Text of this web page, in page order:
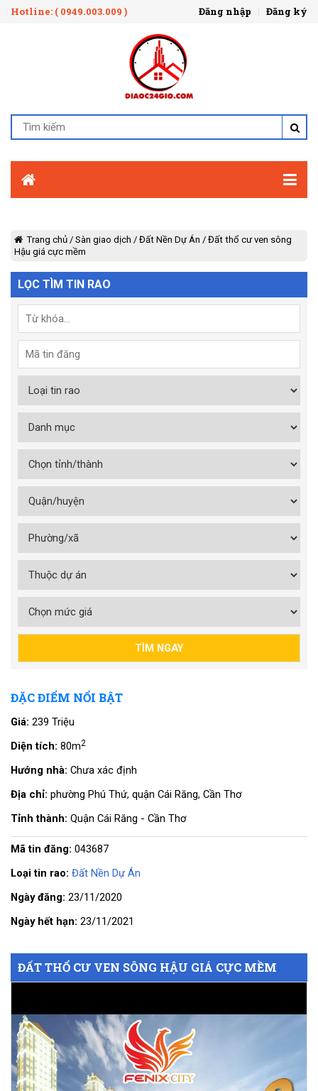
Hotline: ( 0949.003.009 ) Đăng nhập Đăng ký
Trang chủ / Sàn giao dịch / Đất Nền Dự Án / Đất thổ cư ven sông
Hậu giá cực mềm
LỌC TÌM TIN RAO
ĐẤT THỔ CƯ VEN SÔNG HẬU GIÁ CỰC MỀM
ĐẶC ĐIỂM NỔI BẬT
Giá: 239 Triệu
Diện tích: 80m2
Hướng nhà: Chưa xác định
Địa chỉ: phường Phú Thứ, quận Cái Răng, Cần Thơ
Tỉnh thành: Quận Cái Răng - Cần Thơ
Mã tin đăng: 043687
Loại tin rao: Đất Nền Dự Án
Ngày đăng: 23/11/2020
Ngày hết hạn: 23/11/2021